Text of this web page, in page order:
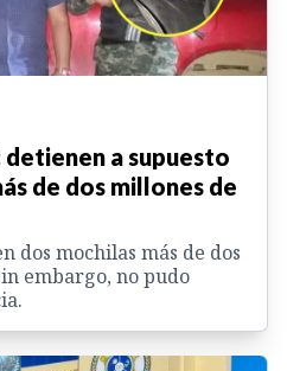
a supuesto
de dos millones de
dos mochilas más de dos
embargo, no pudo